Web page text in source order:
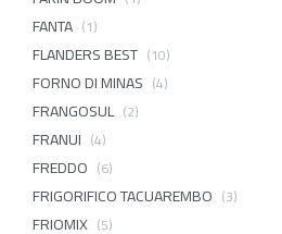
FANTA (1)
FLANDERS BEST (10)
FORNO DI MINAS (4)
FRANGOSUL (2)
FRANUI (4)
FREDDO (6)
FRIGORIFICO TACUAREMBO (3)
FRIOMIX (5)